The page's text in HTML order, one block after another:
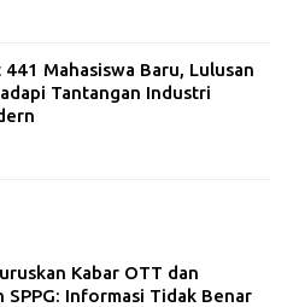
441 Mahasiswa Baru, Lulusan
Tantangan Industri
Kabar OTT dan
SPPG: Informasi Tidak Benar